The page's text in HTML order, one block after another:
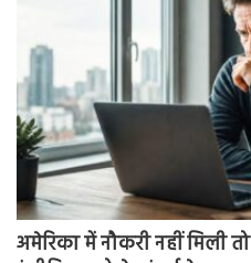
अमेरिका में नौकरी नहीं मिली